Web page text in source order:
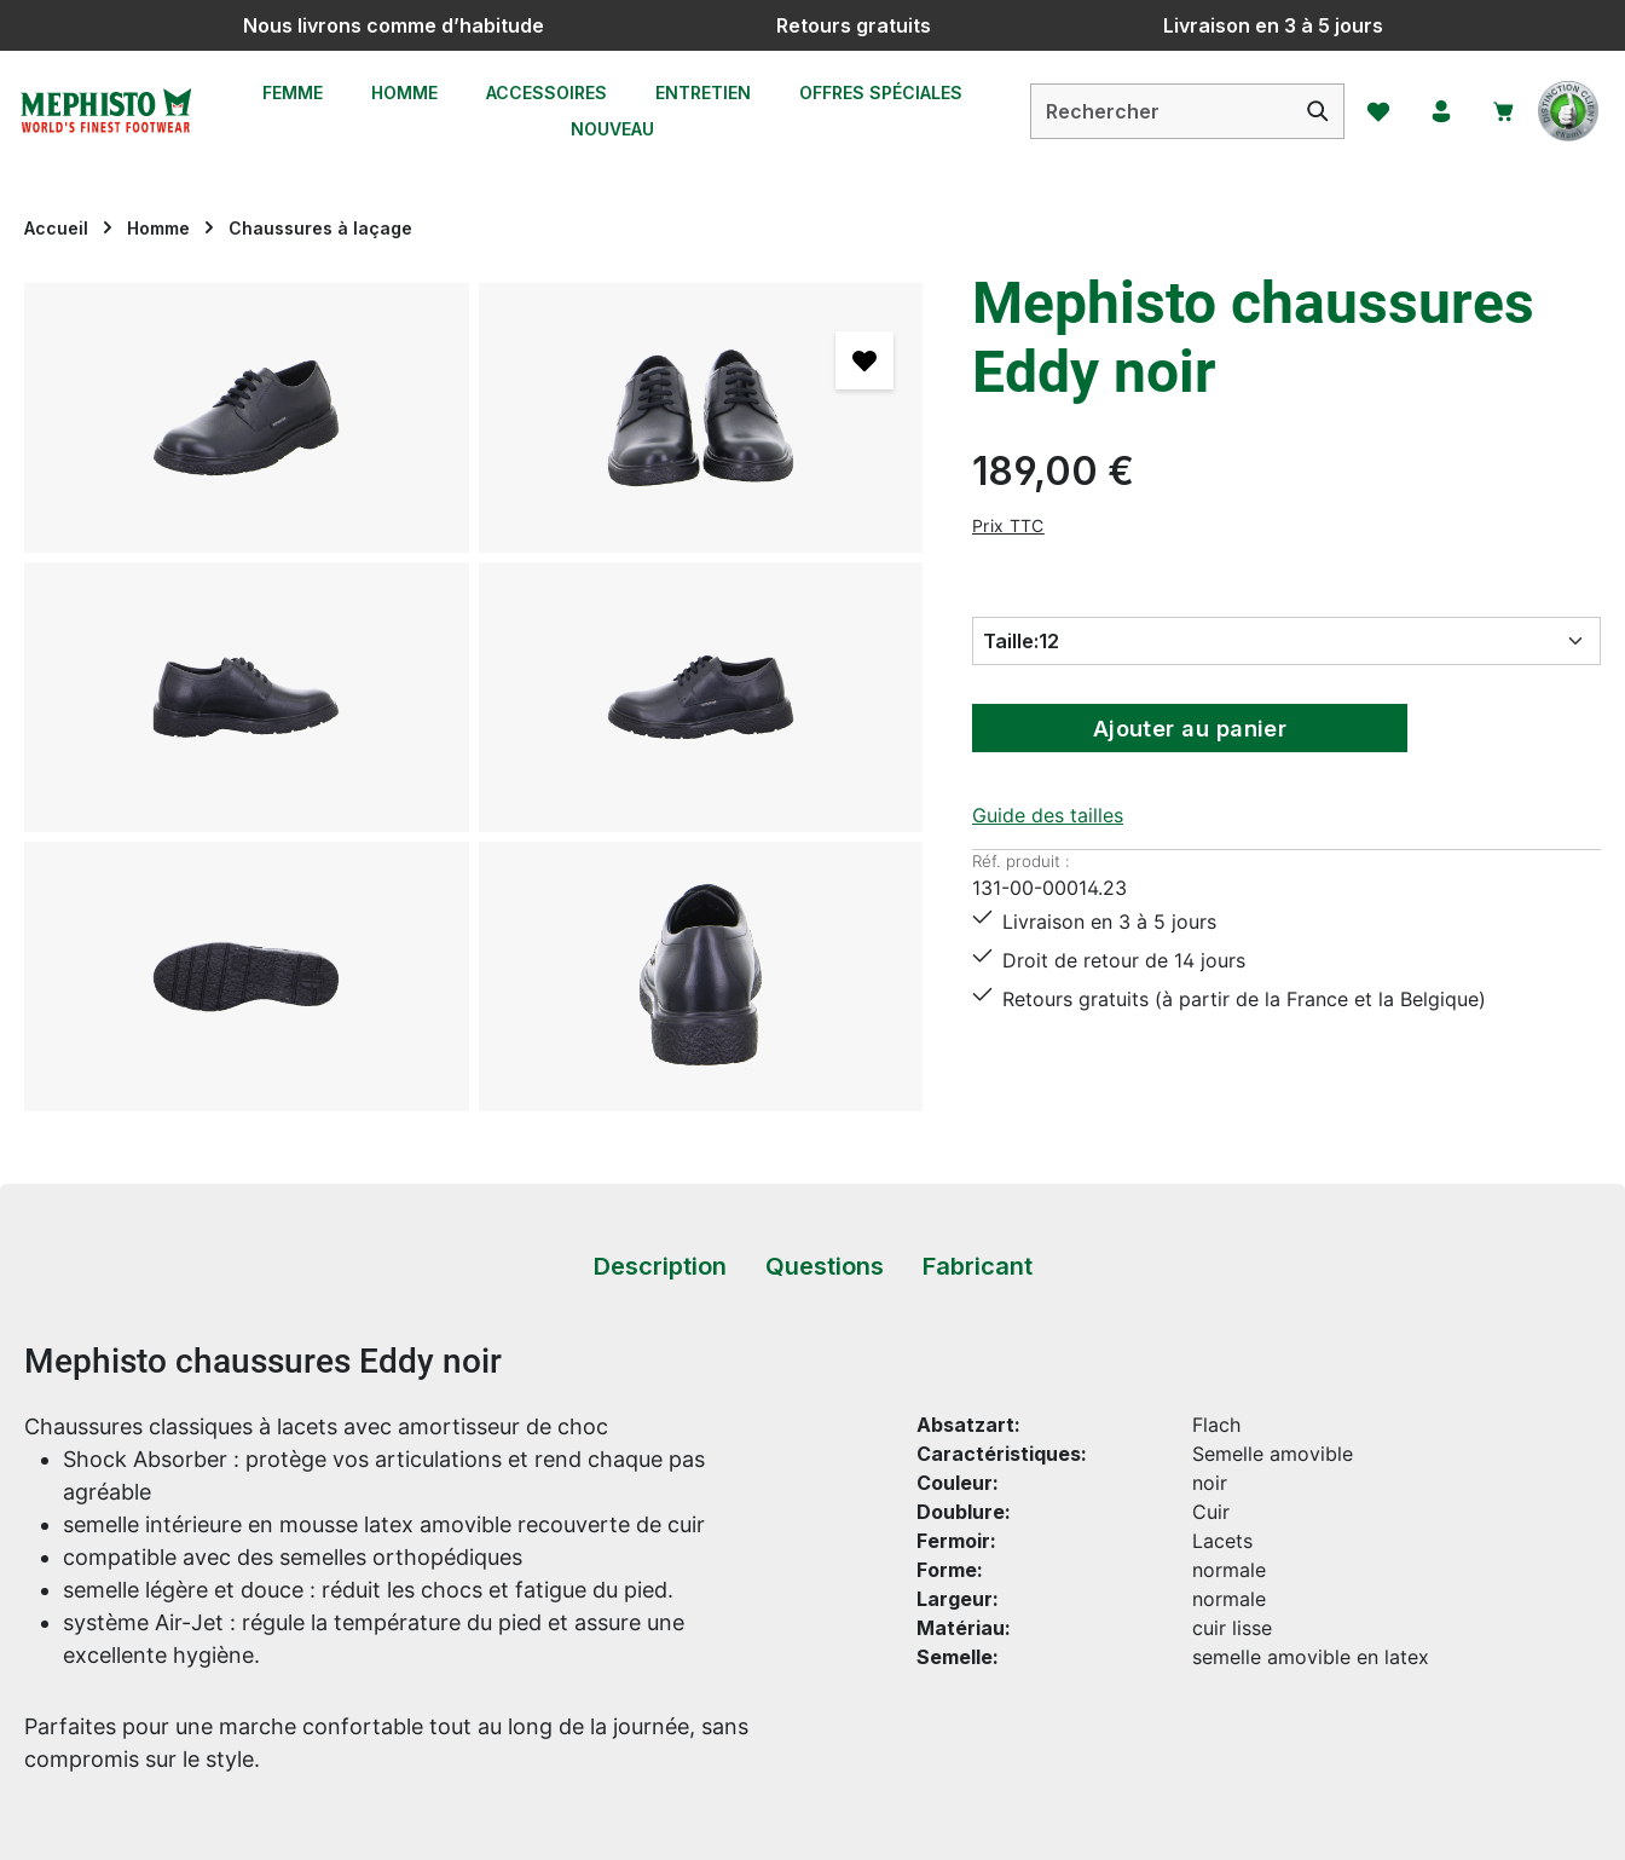
Passer à la navigation principaleNous livrons comme d’habitude Retours gratuits Livraison en 3 à 5 jours
FEMME HOMME ACCESSOIRES ENTRETIEN
OFFRES SPÉCIALES
NOUVEAU
Vous avez 0 articles dans
Accueil Homme Chaussures à laçage
Mephisto chaussures
Eddy noir
189,00 €
Prix TTC
Taille:12
Ajouter au panier
Guide des tailles
Réf. produit :
131-00-00014.23
Livraison en 3 à 5 jours
Droit de retour de 14 jours
Retours gratuits (à partir de la France et la Belgique)
Description Questions Fabricant
Informations sur le produit
Mephisto chaussures Eddy noir
Chaussures classiques à lacets avec amortisseur de choc
Shock Absorber : protège vos articulations et rend chaque pas
agréable
semelle intérieure en mousse latex amovible recouverte de cuir
compatible avec des semelles orthopédiques
semelle légère et douce : réduit les chocs et fatigue du pied.
système Air-Jet : régule la température du pied et assure une
excellente hygiène.
Parfaites pour une marche confortable tout au long de la journée, sans
compromis sur le style.
Absatzart:
Flach
Caractéristiques:
Semelle amovible
Couleur:
noir
Doublure:
Cuir
Fermoir:
Lacets
Forme:
normale
Largeur:
normale
Matériau:
cuir lisse
Semelle:
semelle amovible en latex